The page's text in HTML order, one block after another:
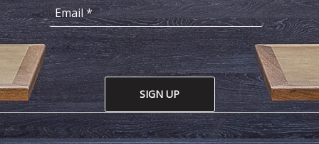
SIGN UP